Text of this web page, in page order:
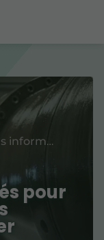
Des contenus pensés pour vous informer, vous inspirer, vous guider
pour